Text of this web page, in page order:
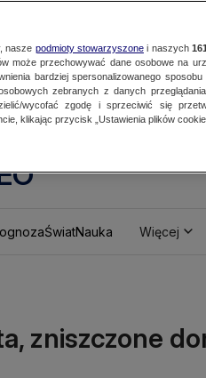
ŚwiatNauka Więcej
zniszczone
nasze podmioty stowarzyszonei naszych 161
może przechowywać dane osobowe na
bardziej spersonalizowanego sposobu
zebranych z danych
wycofać zgodę i sprzeciwić się
klikając przycisk „Ustawienia plików cookie